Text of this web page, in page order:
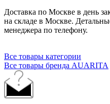
Доставка по Москве в день
на складе в Москве.
менеджера по телефону.
Все товары категории
Все товары бренда AUARITA